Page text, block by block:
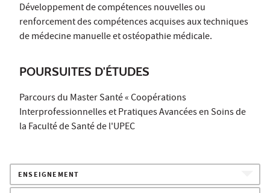
Développement de compétences nouvelles ou
renforcement des compétences acquises aux techniques
de médecine manuelle et ostéopathie médicale.
POURSUITES D'ÉTUDES
Parcours du Master Santé « Coopérations
Interprofessionnelles et Pratiques Avancées en Soins de
la Faculté de Santé de l'UPEC
ENSEIGNEMENT